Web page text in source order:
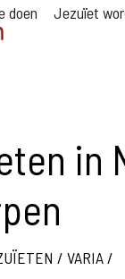
doen Jezuïet
in
/ VARIA /